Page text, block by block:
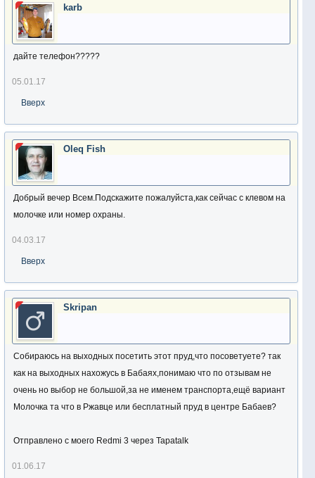
karb
дайте телефон?????
05.01.17
Вверх
Oleq Fish
Добрый вечер Всем.Подскажите пожалуйста,как сейчас с клевом на
молочке или номер охраны.
04.03.17
Вверх
Skripan
Собираюсь на выходных посетить этот пруд,что посоветуете? так
как на выходных нахожусь в Бабаях,понимаю что по отзывам не
очень но выбор не большой,за не именем транспорта,ещё вариант
Молочка та что в Ржавце или бесплатный пруд в центре Бабаев?
Отправлено с моего Redmi 3 через Tapatalk
01.06.17